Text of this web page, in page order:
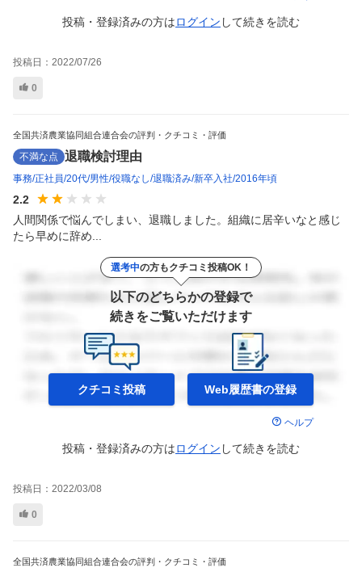
投稿・登録済みの方はログイン して続きを読む
投稿日： 2022/07/26
0
全国共済農業協同組合連合会の評判・クチコミ・評価
不満な点 退職検討理由
事務 正社員 20代 男性 役職なし 退職済み 新卒入社 2016年頃
2.2
人間関係で悩んでしまい、退職しました。組織に居辛いなと感じ
たら早めに辞め...
選考中の方もクチコミ投稿OK！
以下のどちらかの登録で
続きをご覧いただけます
クチコミ投稿 Web履歴書の登録
ヘルプ
投稿・登録済みの方はログイン して続きを読む
投稿日： 2022/03/08
0
全国共済農業協同組合連合会の評判・クチコミ・評価